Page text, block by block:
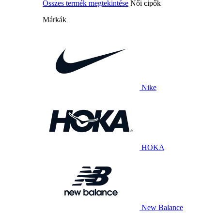
Összes termék megtekintése Női cipők
Márkák
Nike
HOKA
New Balance